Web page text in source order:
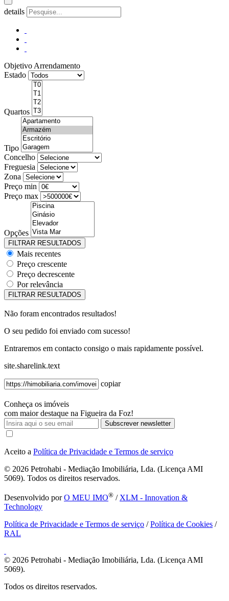
details
Objetivo Arrendamento
Estado
Quartos
Tipo
Concelho
Freguesia
Zona
Preço min
Preço max
Opções
Mais recentes
Preço crescente
Preço decrescente
Por relevância
Não foram encontrados resultados!
O seu pedido foi enviado com sucesso!
Entraremos em contacto consigo o mais rapidamente possível.
site.sharelink.text
copiar
Conheça os imóveis
com maior destaque na Figueira da Foz!
Subscrever newsletter
Aceito a Política de Privacidade e Termos de serviço
© 2026 Petrohabi - Mediação Imobiliária, Lda. (Licença AMI
5069). Todos os direitos reservados.
Desenvolvido porO MEU IMO® / XLM - Innovation &
Technology
Política de Privacidade e Termos de serviço /Política de Cookies /
RAL
© 2026 Petrohabi - Mediação Imobiliária, Lda. (Licença AMI
5069).
Todos os direitos reservados.